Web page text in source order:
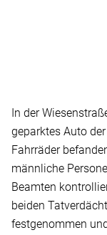
In der
geparktes Auto
Fahrräder
männliche
Beamten
beiden
festgenommen